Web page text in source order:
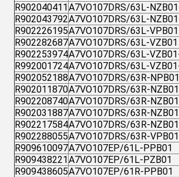
R902040411A7VO107DRS/63L-
R902043792A7VO107DRS/63L-
R902226195A7VO107DRS/63L-VPB01
R902282687A7VO107DRS/63L-VZB01
R902253974A7VO107DRS/63L-
R992001724A7VO107DRS/63L-
R902052188A7VO107DRS/63R-NPB01
R902011870A7VO107DRS/63R-NZB01
R902208740A7VO107DRS/63R-NZB01
R902031887A7VO107DRS/63R-
R902217584A7VO107DRS/63R-
R902288055A7VO107DRS/63R-VPB01
R909610097A7VO107EP/61L-PPB01
R909438221A7VO107EP/61L-PZB01
R909438605A7VO107EP/61R-PPB01